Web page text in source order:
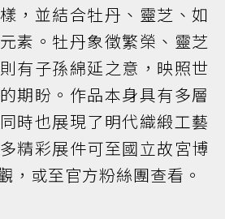
，並結合牡丹、靈芝、如
素。牡丹象徵繁榮、靈芝
有子孫綿延之意，映照世
期盼。作品本身具有多層
時也展現了明代織緞工藝
精彩展件可至國立故宮博
，或至官方粉絲團查看。